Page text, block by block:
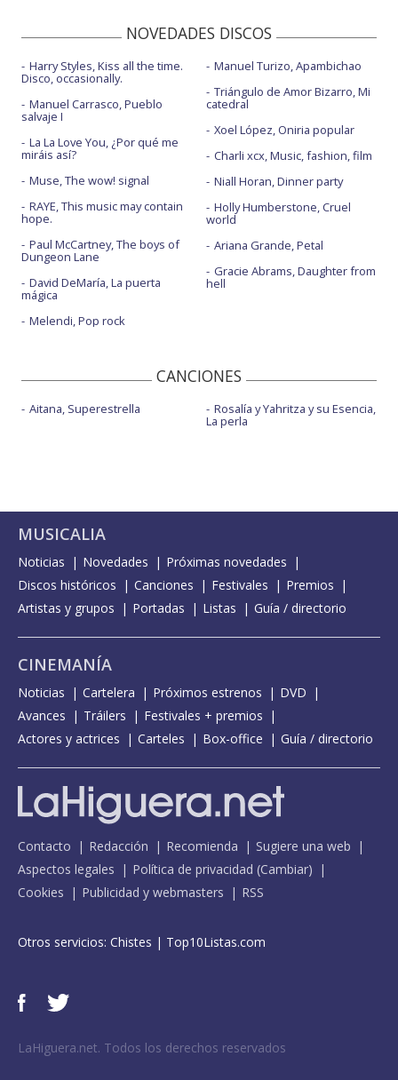
NOVEDADES DISCOS
Harry Styles, Kiss all the time.
Disco, occasionally.
Manuel Carrasco, Pueblo
salvaje I
La La Love You, ¿Por qué me
miráis así?
Muse, The wow! signal
RAYE, This music may contain
hope.
Paul McCartney, The boys of
Dungeon Lane
David DeMaría, La puerta
mágica
Melendi, Pop rock
Manuel Turizo, Apambichao
Triángulo de Amor Bizarro, Mi
catedral
Xoel López, Oniria popular
Charli xcx, Music, fashion, film
Niall Horan, Dinner party
Holly Humberstone, Cruel
world
Ariana Grande, Petal
Gracie Abrams, Daughter from
hell
CANCIONES
Aitana, Superestrella Rosalía y Yahritza y su Esencia,
La perla
MUSICALIA
Noticias Novedades
Próximas novedades
Discos históricos
Canciones Festivales
Premios
Artistas y grupos
Portadas Listas Guía / directorio
CINEMANÍA
Noticias Cartelera Próximos estrenos
DVD
Avances
Tráilers
Festivales + premios
Actores y actrices
Carteles Box-office Guía / directorio
Contacto Redacción Recomienda
Sugiere una web
Aspectos legales
Política de privacidad (Cambiar)
Cookies
Publicidad y webmasters RSS
Otros servicios: Chistes | Top10Listas.com
LaHiguera.net. Todos los derechos reservados